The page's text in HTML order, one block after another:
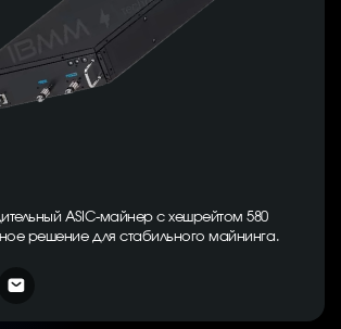
ASIC-майнер с хешрейтом 580
решение для стабильного майнинга.